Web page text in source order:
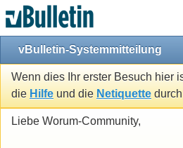
vBulletin-Systemmitteilung
Wenn dies Ihr erster Besuch hier
die Hilfe und die Netiquette
Liebe Worum-Community,